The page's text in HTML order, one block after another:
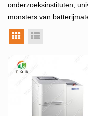
onderzoeksinstituten,
monsters van
rasterweergave